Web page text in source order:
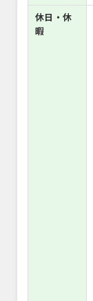
休日・休
暇